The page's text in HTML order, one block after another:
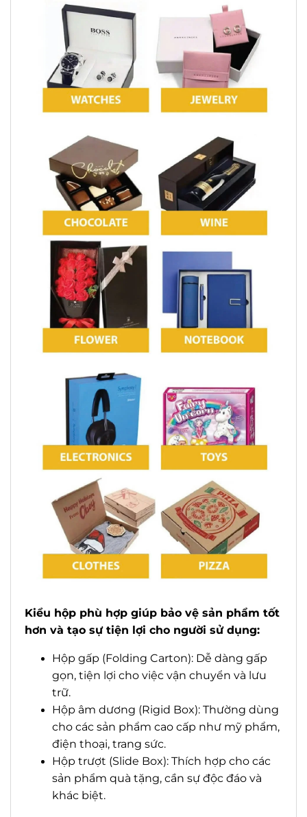
Kiểu hộp phù hợp giúp bảo vệ sản phẩm tốt
hơn và tạo sự tiện lợi cho người sử dụng:
Hộp gấp (Folding Carton): Dễ dàng gấp
gọn, tiện lợi cho việc vận chuyển và lưu
trữ.
Hộp âm dương (Rigid Box): Thường dùng
cho các sản phẩm cao cấp như mỹ phẩm,
điện thoại, trang sức.
Hộp trượt (Slide Box): Thích hợp cho các
sản phẩm quà tặng, cần sự độc đáo và
khác biệt.